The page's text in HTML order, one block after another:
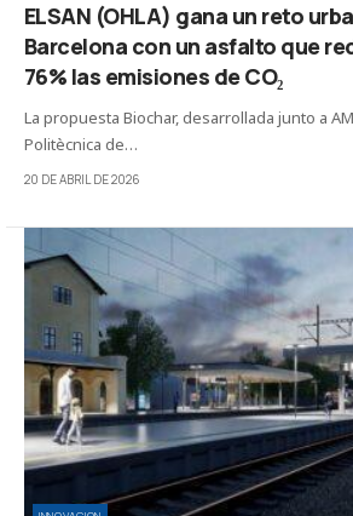
ELSAN (OHLA) gana un reto
Barcelona con un asfalto que
76% las emisiones de CO₂
La propuesta Biochar, desarrollada junto a
Politècnica de…
20 DE ABRIL DE 2026